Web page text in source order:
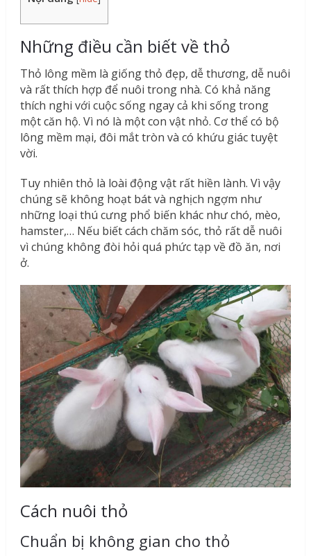
Những điều cần biết về thỏ
Thỏ lông mềm là giống thỏ đẹp, dễ thương, dễ nuôi
và rất thích hợp để nuôi trong nhà. Có khả năng
thích nghi với cuộc sống ngay cả khi sống trong
một căn hộ. Vì nó là một con vật nhỏ. Cơ thể có bộ
lông mềm mại, đôi mắt tròn và có khứu giác tuyệt
vời.
Tuy nhiên thỏ là loài động vật rất hiền lành. Vì vậy
chúng sẽ không hoạt bát và nghịch ngợm như
những loại thú cưng phổ biến khác như chó, mèo,
hamster,… Nếu biết cách chăm sóc, thỏ rất dễ nuôi
vì chúng không đòi hỏi quá phức tạp về đồ ăn, nơi
ở.
Cách nuôi thỏ
Chuẩn bị không gian cho thỏ